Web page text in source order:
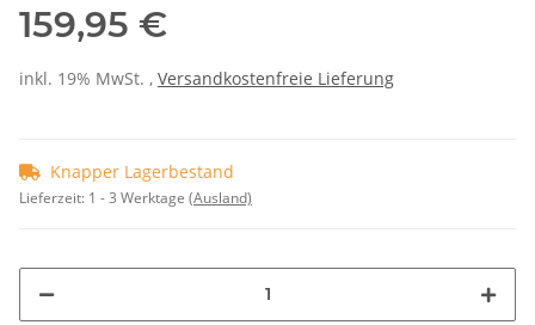
159,95 €
inkl. 19% MwSt. , Versandkostenfreie Lieferung
Knapper Lagerbestand
Lieferzeit: 1 - 3 Werktage (Ausland)